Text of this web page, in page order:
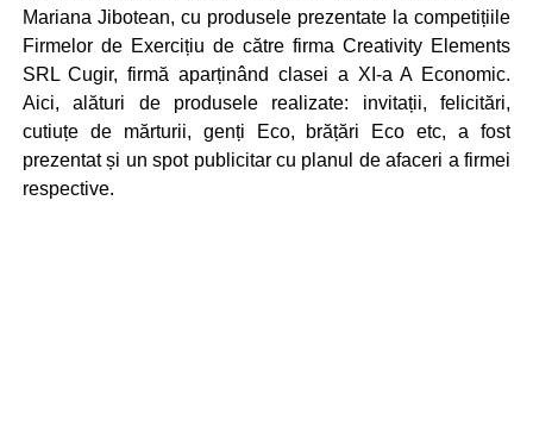
Mariana Jibotean, cu produsele prezentate la competițiile
Firmelor de Exercițiu de către firma Creativity Elements
SRL Cugir, firmă aparținând clasei a XI-a A Economic.
Aici, alături de produsele realizate: invitații, felicitări,
cutiuțe de mărturii, genți Eco, brățări Eco etc, a fost
prezentat și un spot publicitar cu planul de afaceri a firmei
respective.